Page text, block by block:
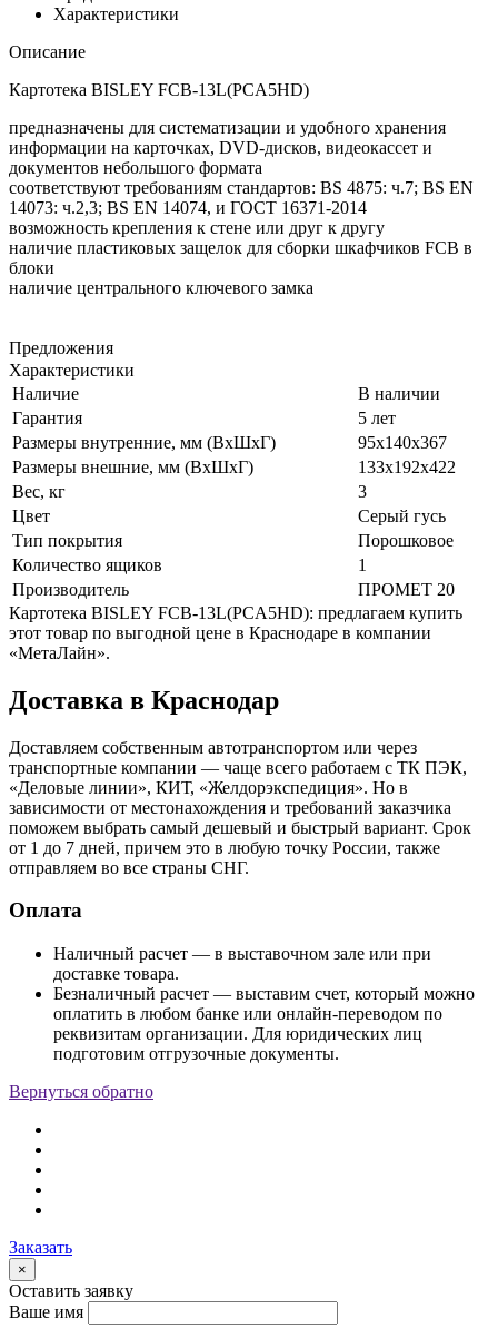
Характеристики
Описание
Картотека BISLEY FCB-13L(PCA5HD)
предназначены для систематизации и удобного хранения
информации на карточках, DVD-дисков, видеокассет и
документов небольшого формата
соответствуют требованиям стандартов: BS 4875: ч.7; BS EN
14073: ч.2,3; BS EN 14074, и ГОСТ 16371-2014
возможность крепления к стене или друг к другу
наличие пластиковых защелок для сборки шкафчиков FCB в
блоки
наличие центрального ключевого замка
Предложения
Характеристики
Наличие
В наличии
Гарантия
5 лет
Размеры внутренние, мм (ВхШхГ)
95x140x367
Размеры внешние, мм (ВхШхГ)
133x192x422
Вес, кг
3
Цвет
Серый гусь
Тип покрытия
Порошковое
Количество ящиков
1
Производитель
ПРОМЕТ 20
Картотека BISLEY FCB-13L(PCA5HD): предлагаем купить
этот товар по выгодной цене в Краснодаре в компании
«МетаЛайн».
Доставка в Краснодар
Доставляем собственным автотранспортом или через
транспортные компании — чаще всего работаем с ТК ПЭК,
«Деловые линии», КИТ, «Желдорэкспедиция». Но в
зависимости от местонахождения и требований заказчика
поможем выбрать самый дешевый и быстрый вариант. Срок
от 1 до 7 дней, причем это в любую точку России, также
отправляем во все страны СНГ.
Оплата
Наличный расчет — в выставочном зале или при
доставке товара.
Безналичный расчет — выставим счет, который можно
оплатить в любом банке или онлайн-переводом по
реквизитам организации. Для юридических лиц
подготовим отгрузочные документы.
Вернуться обратно
Заказать
×
Оставить заявку
Ваше имя